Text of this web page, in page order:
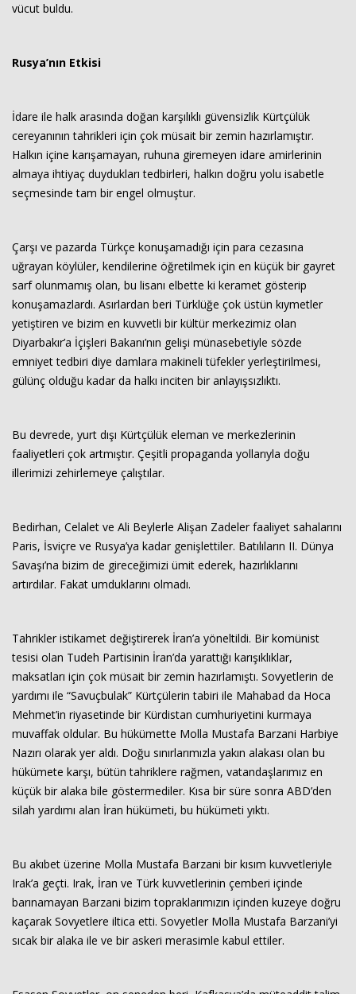
vücut buldu.
Rusya’nın Etkisi
İdare ile halk arasında doğan karşılıklı güvensizlik Kürtçülük
cereyanının tahrikleri için çok müsait bir zemin hazırlamıştır.
Halkın içine karışamayan, ruhuna giremeyen idare amirlerinin
almaya ihtiyaç duydukları tedbirleri, halkın doğru yolu isabetle
seçmesinde tam bir engel olmuştur.
Çarşı ve pazarda Türkçe konuşamadığı için para cezasına
uğrayan köylüler, kendilerine öğretilmek için en küçük bir gayret
sarf olunmamış olan, bu lisanı elbette ki keramet gösterip
konuşamazlardı. Asırlardan beri Türklüğe çok üstün kıymetler
yetiştiren ve bizim en kuvvetli bir kültür merkezimiz olan
Diyarbakır’a İçişleri Bakanı’nın gelişi münasebetiyle sözde
emniyet tedbiri diye damlara makineli tüfekler yerleştirilmesi,
gülünç olduğu kadar da halkı inciten bir anlayışsızlıktı.
Bu devrede, yurt dışı Kürtçülük eleman ve merkezlerinin
faaliyetleri çok artmıştır. Çeşitli propaganda yollarıyla doğu
illerimizi zehirlemeye çalıştılar.
Bedirhan, Celalet ve Ali Beylerle Alişan Zadeler faaliyet sahalarını
Paris, İsviçre ve Rusya’ya kadar genişlettiler. Batılıların II. Dünya
Savaşı’na bizim de gireceğimizi ümit ederek, hazırlıklarını
artırdılar. Fakat umduklarını olmadı.
Tahrikler istikamet değiştirerek İran’a yöneltildi. Bir komünist
tesisi olan Tudeh Partisinin İran’da yarattığı karışıklıklar,
maksatları için çok müsait bir zemin hazırlamıştı. Sovyetlerin de
yardımı ile “Savuçbulak” Kürtçülerin tabiri ile Mahabad da Hoca
Mehmet’in riyasetinde bir Kürdistan cumhuriyetini kurmaya
muvaffak oldular. Bu hükümette Molla Mustafa Barzani Harbiye
Nazırı olarak yer aldı. Doğu sınırlarımızla yakın alakası olan bu
hükümete karşı, bütün tahriklere rağmen, vatandaşlarımız en
küçük bir alaka bile göstermediler. Kısa bir süre sonra ABD’den
silah yardımı alan İran hükümeti, bu hükümeti yıktı.
Bu akıbet üzerine Molla Mustafa Barzani bir kısım kuvvetleriyle
Irak’a geçti. Irak, İran ve Türk kuvvetlerinin çemberi içinde
barınamayan Barzani bizim topraklarımızın içinden kuzeye doğru
kaçarak Sovyetlere iltica etti. Sovyetler Molla Mustafa Barzani’yi
sıcak bir alaka ile ve bir askeri merasimle kabul ettiler.